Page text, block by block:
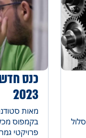
כנס
2023
בקמפוס
פרויקטי